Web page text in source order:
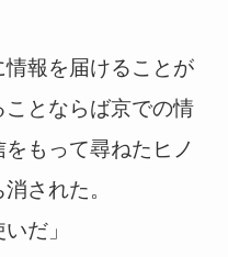
報を届けることが
とならば京での情
もって尋ねたヒノ
された。
だ」